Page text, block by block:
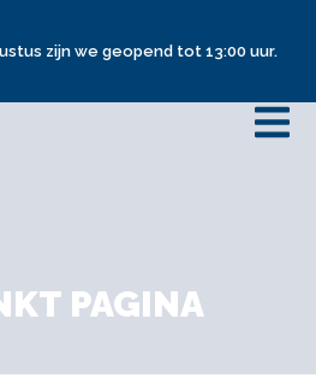
zijn we geopend tot 13:00 uur.
PAGINA